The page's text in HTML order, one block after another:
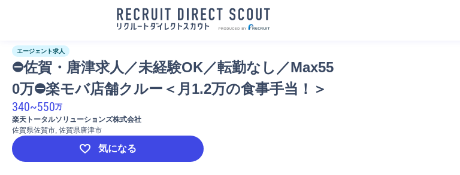
エージェント求人
⛔佐賀・唐津求人／未経験OK／転勤なし／Max55
0万⛔楽モバ店舗クルー＜月1.2万の食事手当！＞
340~550万
楽天トータルソリューションズ株式会社
佐賀県佐賀市, 佐賀県唐津市
気になる